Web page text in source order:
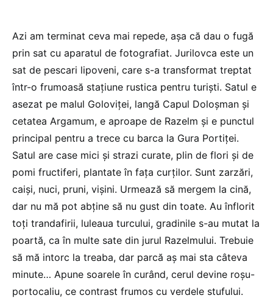
Azi am terminat ceva mai repede, așa că dau o fugă
prin sat cu aparatul de fotografiat. Jurilovca este un
sat de pescari lipoveni, care s-a transformat treptat
într-o frumoasă staţiune rustica pentru turişti. Satul e
asezat pe malul Goloviţei, langă Capul Doloșman şi
cetatea Argamum, e aproape de Razelm și e punctul
principal pentru a trece cu barca la Gura Portiţei.
Satul are case mici şi strazi curate, plin de flori şi de
pomi fructiferi, plantate în faţa curților. Sunt zarzări,
caişi, nuci, pruni, vişini. Urmează să mergem la cină,
dar nu mă pot abţine să nu gust din toate. Au înflorit
toţi trandafirii, luleaua turcului, gradinile s-au mutat la
poartă, ca în multe sate din jurul Razelmului. Trebuie
să mă intorc la treaba, dar parcă aş mai sta câteva
minute… Apune soarele în curând, cerul devine roşu-
portocaliu, ce contrast frumos cu verdele stufului.